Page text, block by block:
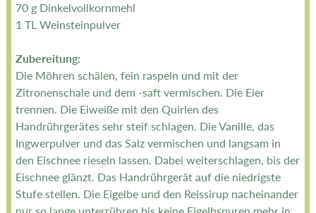
70 g Dinkelvollkornmehl
1 TL Weinsteinpulver
Zubereitung:
Die Möhren schälen, fein raspeln und mit der
Zitronenschale und dem -saft vermischen. Die Eier
trennen. Die Eiweiße mit den Quirlen des
Handrührgerätes sehr steif schlagen. Die Vanille, das
Ingwerpulver und das Salz vermischen und langsam in
den Eischnee rieseln lassen. Dabei weiterschlagen, bis der
Eischnee glänzt. Das Handrührgerät auf die niedrigste
Stufe stellen. Die Eigelbe und den Reissirup nacheinander